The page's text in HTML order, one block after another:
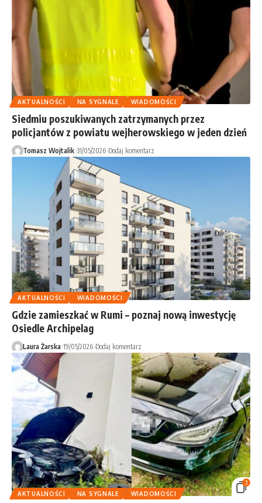
AKTUALNOŚCI NA SYGNALE WIADOMOŚCI
Siedmiu poszukiwanych zatrzymanych przez
policjantów z powiatu wejherowskiego w jeden dzień
Tomasz Wojtalik 31/05/2026 Dodaj komentarz
AKTUALNOŚCI WIADOMOŚCI
Gdzie zamieszkać w Rumi – poznaj nową inwestycję
Osiedle Archipelag
Laura Żarska 19/05/2026 Dodaj komentarz
3
AKTUALNOŚCI
NA SYGNALE WIADOMOŚCI